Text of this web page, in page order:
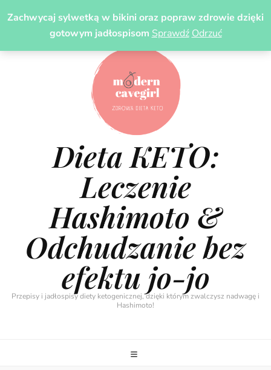
Zachwycaj sylwetką w bikini oraz popraw zdrowie dzięki
gotowym jadłospisom Sprawdź Odrzuć
Dieta KETO:
Leczenie
Hashimoto &
Odchudzanie bez
efektu jo-jo
Przepisy i jadłospisy diety ketogenicznej, dzięki którym zwalczysz nadwagę i
Hashimoto!